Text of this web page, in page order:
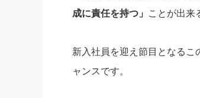
成に責任を持つ」 ことが出来
新入社員を迎え節目となる
ャンスです。